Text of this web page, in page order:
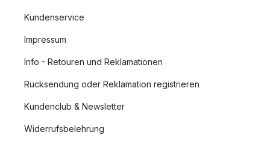
Kundenservice
Impressum
Info - Retouren und Reklamationen
Rücksendung oder Reklamation registrieren
Kundenclub & Newsletter
Widerrufsbelehrung